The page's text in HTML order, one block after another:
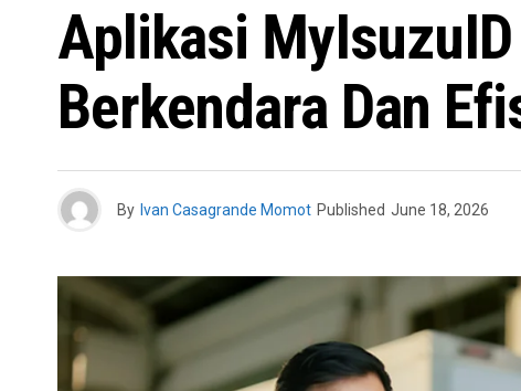
Aplikasi
Berkendara Dan
By Ivan Casagrande Momot Published June 18, 2026